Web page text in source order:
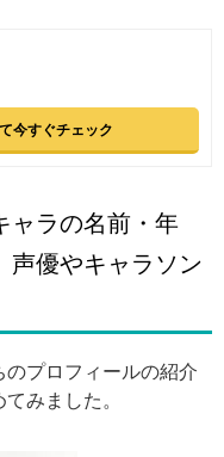
今すぐチェック
ャラの名前・年
声優やキャラソン
プロフィールの紹介
みました。